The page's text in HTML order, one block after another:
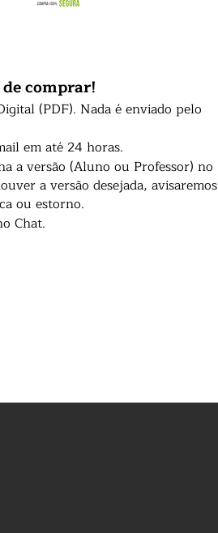
comprar!
(PDF). Nada é enviado pelo
em até 24 horas.
a versão (Aluno ou Professor) no
a versão desejada, avisaremos
ou estorno.
Chat.